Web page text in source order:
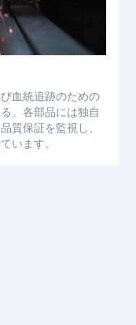
血統追跡のための
。各部品には独自
質保証を監視し、
います。